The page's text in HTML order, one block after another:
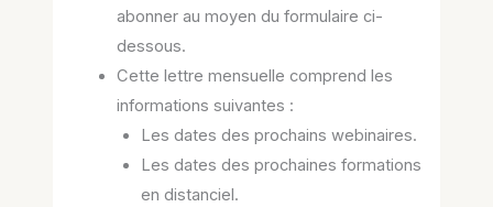
abonner au moyen du formulaire ci-
dessous.
Cette lettre mensuelle comprend les
informations suivantes :
Les dates des prochains webinaires.
Les dates des prochaines formations
en distanciel.